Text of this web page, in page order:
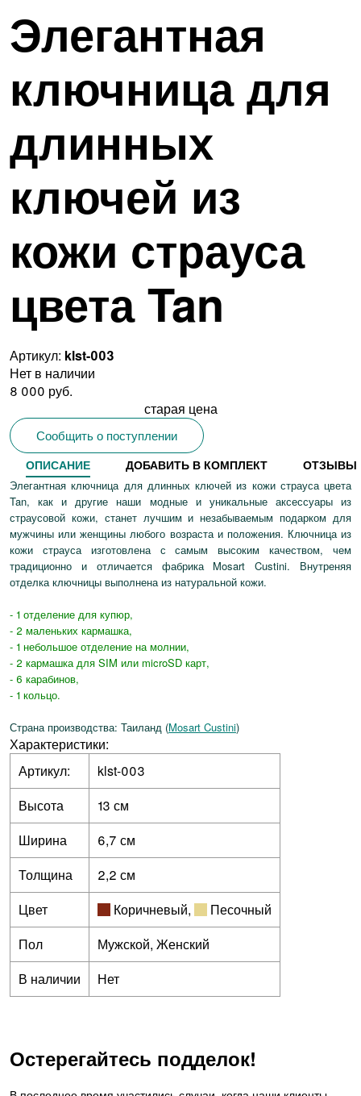
Элегантная
ключница для
длинных
ключей из
кожи страуса
цвета Tan
Артикул: klst-003
Нет в наличии
8 000 руб.
старая цена
Сообщить о поступлении
ОПИСАНИЕ ДОБАВИТЬ В КОМПЛЕКТ ОТЗЫВЫ
Элегантная ключница для длинных ключей из кожи страуса цвета
Tan, как и другие наши модные и уникальные аксессуары из
страусовой кожи, станет лучшим и незабываемым подарком для
мужчины или женщины любого возраста и положения. Ключница из
кожи страуса изготовлена с самым высоким качеством, чем
традиционно и отличается фабрика Mosart Custini. Внутреняя
отделка ключницы выполнена из натуральной кожи.
- 1 отделение для купюр,
- 2 маленьких кармашка,
- 1 небольшое отделение на молнии,
- 2 кармашка для SIM или microSD карт,
- 6 карабинов,
- 1 кольцо.
Страна производства: Таиланд (Mosart Custini)
Характеристики:
Артикул:
klst-003
Высота
13 см
Ширина
6,7 см
Толщина
2,2 см
Цвет
Коричневый,
Песочный
Пол
Мужской, Женский
В наличии
Нет
Остерегайтесь подделок!